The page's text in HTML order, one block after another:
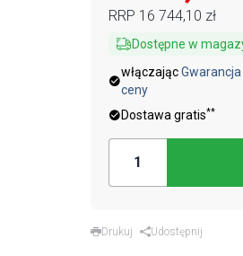
RRP 16 744,10 zł
Dostępne w
włączając
ceny
Dostawa gratis**
Drukuj Udostępnij